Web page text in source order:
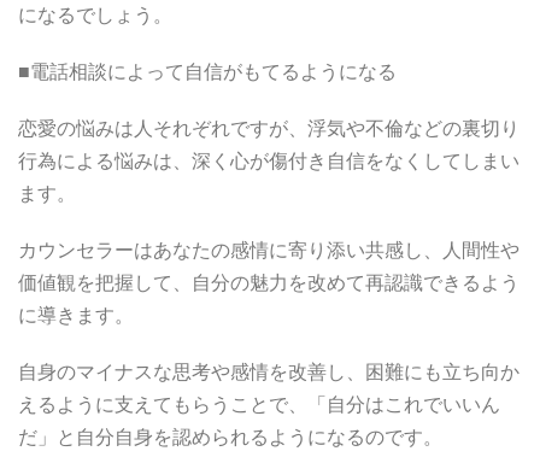
になるでしょう。
■電話相談によって自信がもてるようになる
恋愛の悩みは人それぞれですが、浮気や不倫などの裏切り
行為による悩みは、深く心が傷付き自信をなくしてしまい
ます。
カウンセラーはあなたの感情に寄り添い共感し、人間性や
価値観を把握して、自分の魅力を改めて再認識できるよう
に導きます。
自身のマイナスな思考や感情を改善し、困難にも立ち向か
えるように支えてもらうことで、「自分はこれでいいん
だ」と自分自身を認められるようになるのです。